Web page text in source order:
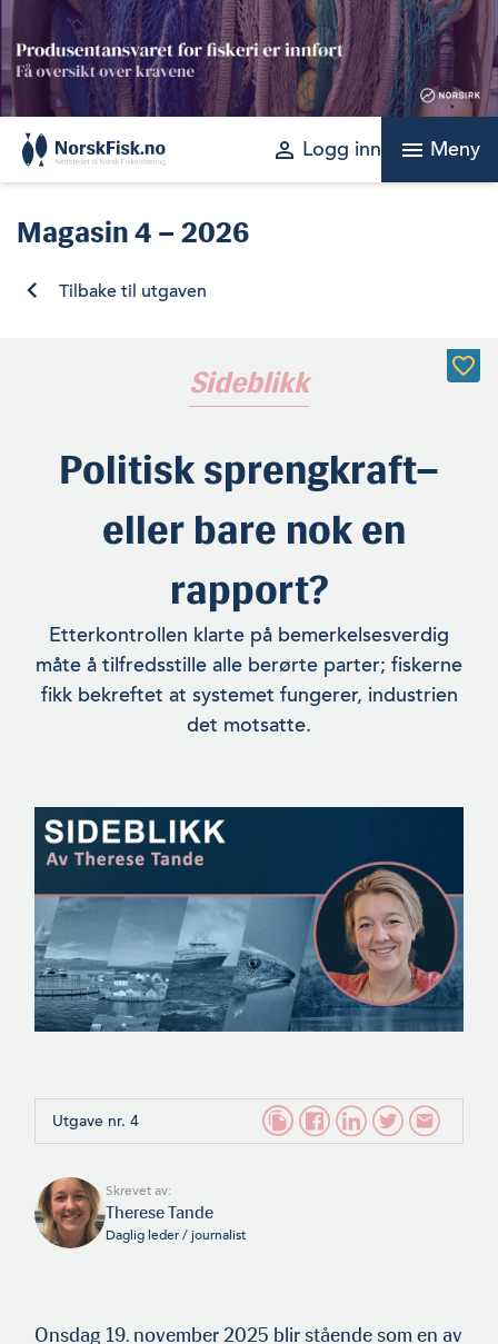
Skip
to
content
perm_identity Logg inn menu Meny
Magasin4 – 2026
Tilbake til utgaven
Sideblikk
Politisk sprengkraft–
eller bare nok en
rapport?
Etterkontrollen klarte på bemerkelsesverdig
måte å tilfredsstille alle berørte parter; fiskerne
fikk bekreftet at systemet fungerer, industrien
det motsatte.
Utgave nr. 4
Skrevet av:
Therese Tande
Daglig leder / journalist
Onsdag 19. november 2025 blir stående som en av